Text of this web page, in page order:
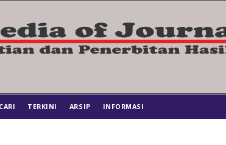
CARI TERKINI ARSIP INFORMASI